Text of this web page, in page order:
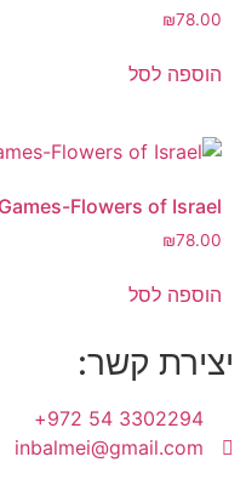
₪78.00
הוספה לסל
Flowers of Israel
₪78.00
הוספה לסל
יצירת קשר:
3302294 54 972+
inbalmei@gmail.com